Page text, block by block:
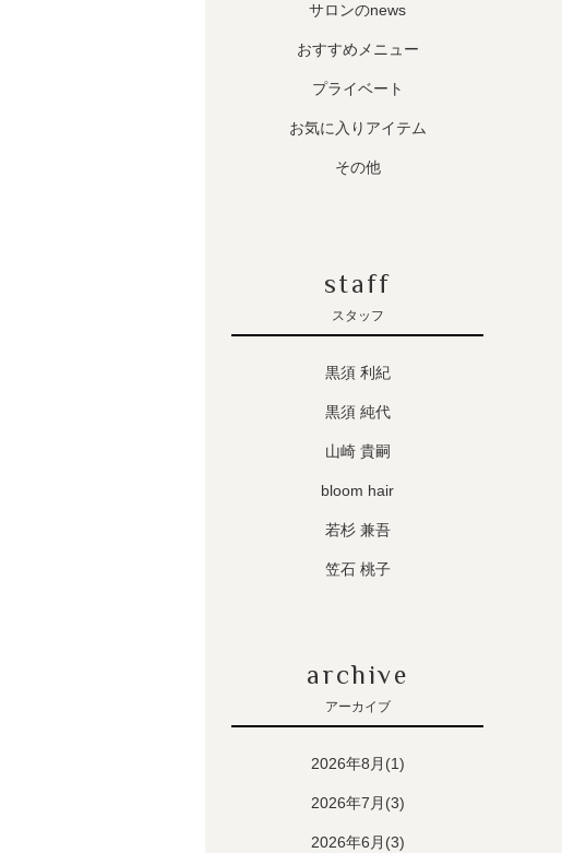
サロンのnews
おすすめメニュー
プライベート
お気に入りアイテム
その他
staff
スタッフ
黒須 利紀
黒須 純代
山崎 貴嗣
bloom hair
若杉 兼吾
笠石 桃子
archive
アーカイブ
2026年8月(1)
2026年7月(3)
2026年6月(3)